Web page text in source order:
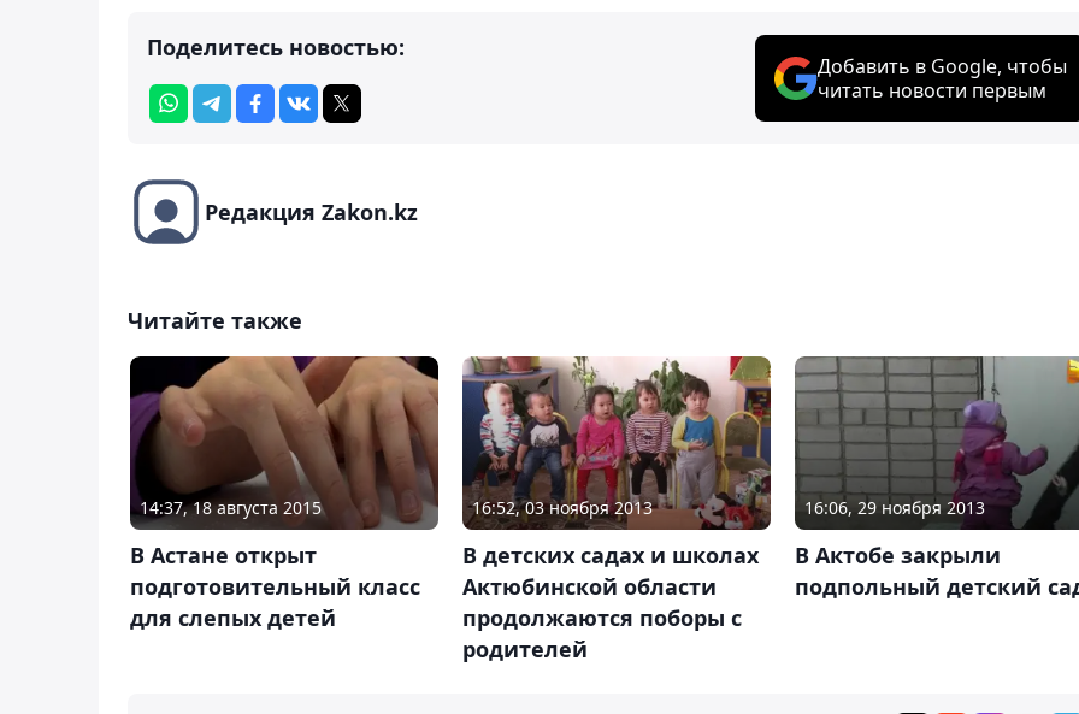
Поделитесь новостью:
Добавить в Google, чтобы
читать новости первым
Редакция Zakon.kz
Читайте также
14:37, 18 августа 2015
В Астане открыт
подготовительный класс
для слепых детей
16:52, 03 ноября 2013
В детских садах и школах
Актюбинской области
продолжаются поборы с
родителей
16:06, 29 ноября 2013
В Актобе закрыли
подпольный детский